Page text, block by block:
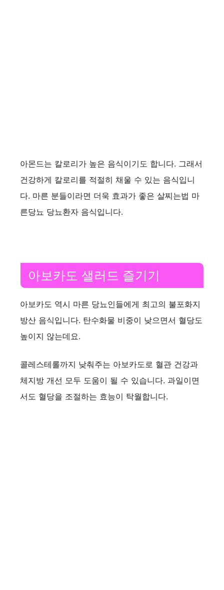
아몬드는 칼로리가 높은 음식이기도 합니다. 그래서
건강하게 칼로리를 적절히 채울 수 있는 음식입니
다. 마른 분들이라면 더욱 효과가 좋은 살찌는법 마
른당뇨 당뇨환자 음식입니다.
아보카도 샐러드 즐기기
아보카도 역시 마른 당뇨인들에게 최고의 불포화지
방산 음식입니다. 탄수화물 비중이 낮으면서 혈당도
높이지 않는데요.
콜레스테롤까지 낮춰주는 아보카도로 혈관 건강과
체지방 개선 모두 도움이 될 수 있습니다. 과일이면
서도 혈당을 조절하는 효능이 탁월합니다.